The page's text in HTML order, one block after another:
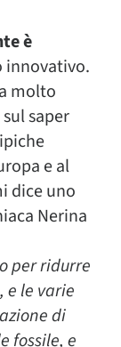
è
innovativo.
molto
saper
e al
dice uno
Nerina
per ridurre
e le varie
di
fossile, e